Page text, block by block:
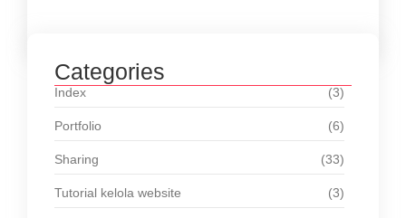
Categories
Index (3)
Portfolio (6)
Sharing (33)
Tutorial kelola website (3)